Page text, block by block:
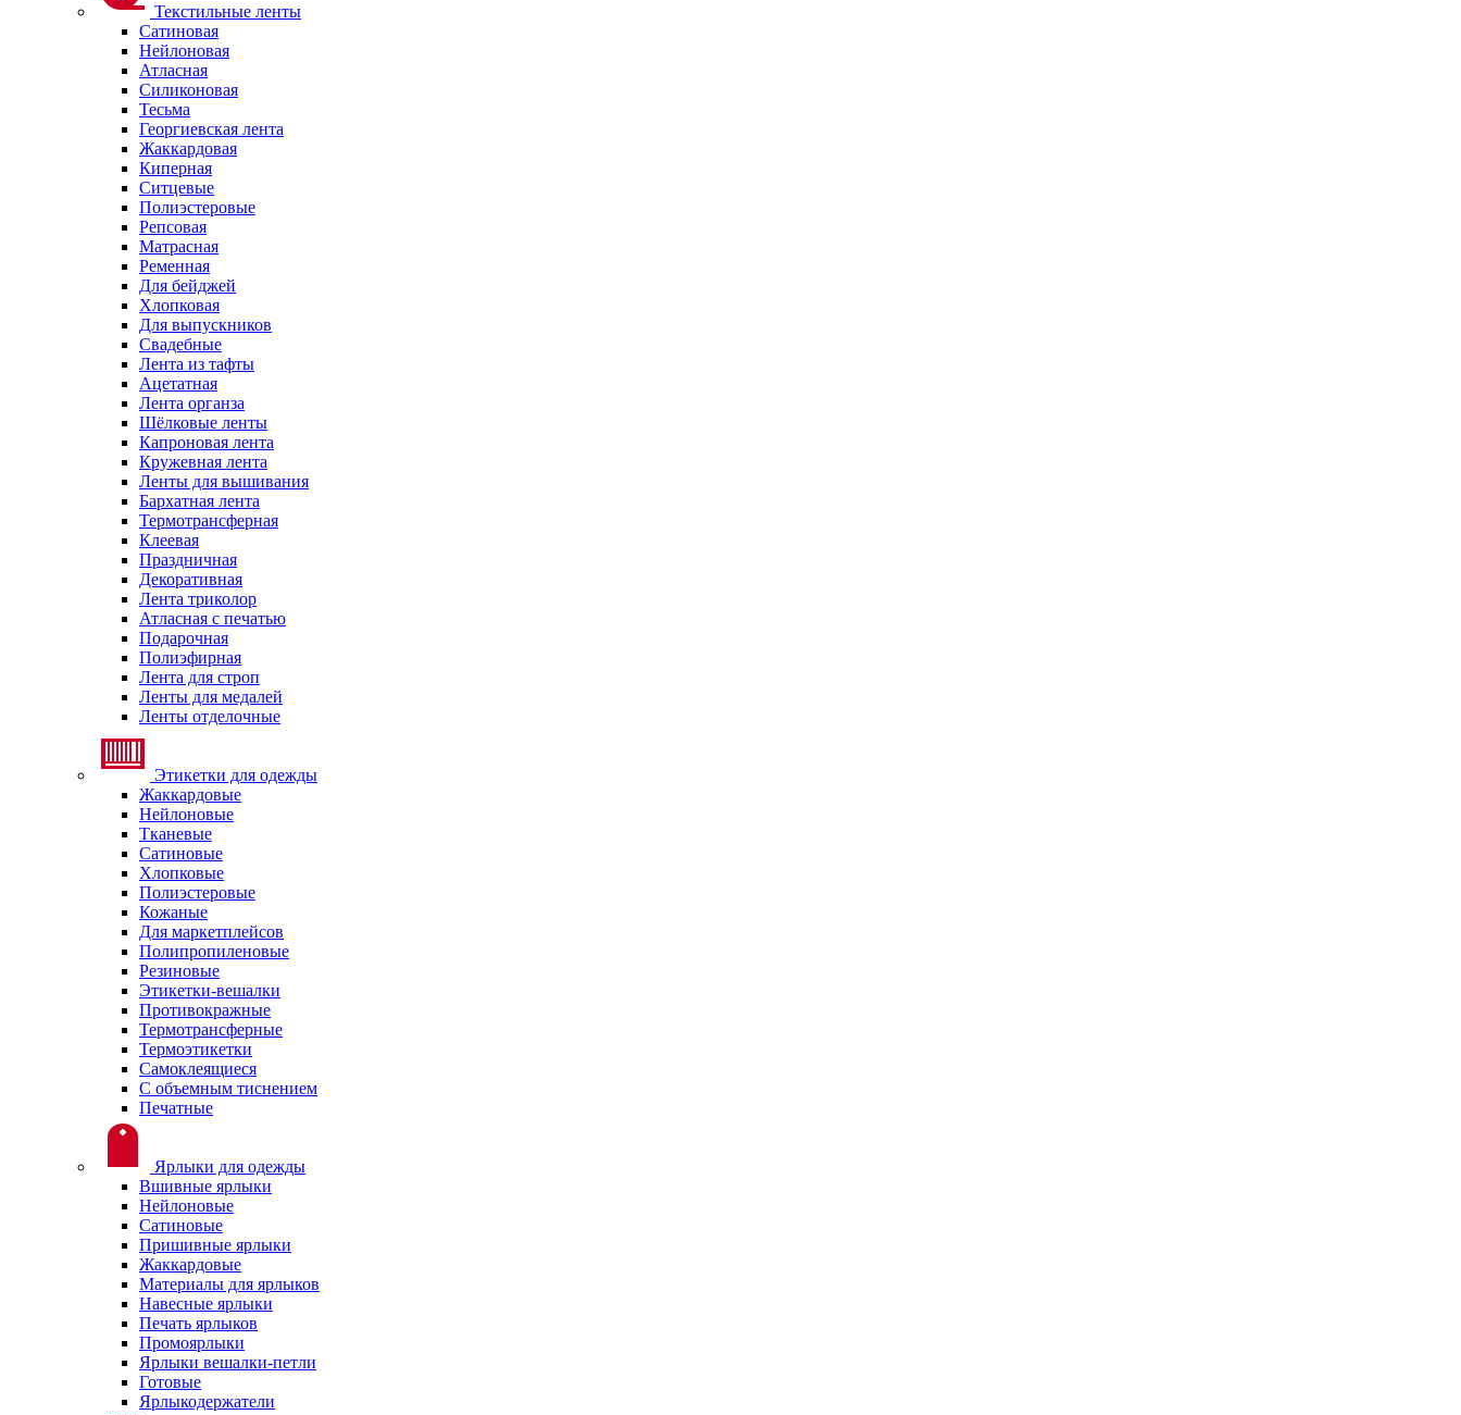
Текстильные ленты
Сатиновая
Нейлоновая
Атласная
Силиконовая
Тесьма
Георгиевская лента
Жаккардовая
Киперная
Ситцевые
Полиэстеровые
Репсовая
Матрасная
Ременная
Для бейджей
Хлопковая
Для выпускников
Свадебные
Лента из тафты
Ацетатная
Лента органза
Шёлковые ленты
Капроновая лента
Кружевная лента
Ленты для вышивания
Бархатная лента
Термотрансферная
Клеевая
Праздничная
Декоративная
Лента триколор
Атласная с печатью
Подарочная
Полиэфирная
Лента для строп
Ленты для медалей
Ленты отделочные
Этикетки для одежды
Жаккардовые
Нейлоновые
Тканевые
Сатиновые
Хлопковые
Полиэстеровые
Кожаные
Для маркетплейсов
Полипропиленовые
Резиновые
Этикетки-вешалки
Противокражные
Термотрансферные
Термоэтикетки
Самоклеящиеся
С объемным тиснением
Печатные
Ярлыки для одежды
Вшивные ярлыки
Нейлоновые
Сатиновые
Пришивные ярлыки
Жаккардовые
Материалы для ярлыков
Навесные ярлыки
Печать ярлыков
Промоярлыки
Ярлыки вешалки-петли
Готовые
Ярлыкодержатели